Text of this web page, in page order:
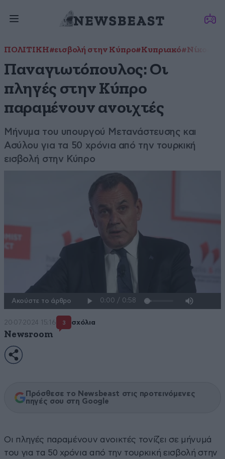
ΠΟΛΙΤΙΚΗ#εισβολή στην Κύπρο#Κυπριακό#Νίκος
Παναγιωτόπουλος: Οι
πληγές στην Κύπρο
παραμένουν ανοιχτές
Μήνυμα του υπουργού Μετανάστευσης και
Ασύλου για τα 50 χρόνια από την τουρκική
εισβολή στην Κύπρο
Ακούστε το άρθρο
20·07·2024 15:16 3 σχόλια
Newsroom
Πρόσθεσε το Newsbeast στις προτεινόμενες
πηγές σου στη Google
Οι πληγές παραμένουν ανοικτές τονίζει σε μήνυμά
του για τα 50 χρόνια από την τουρκική εισβολή στην